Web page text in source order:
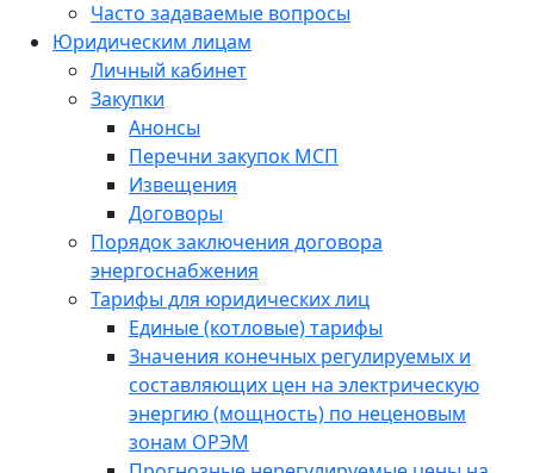
Часто задаваемые вопросы
Юридическим лицам
Личный кабинет
Закупки
Анонсы
Перечни закупок МСП
Извещения
Договоры
Порядок заключения договора
энергоснабжения
Тарифы для юридических лиц
Единые (котловые) тарифы
Значения конечных регулируемых и
составляющих цен на электрическую
энергию (мощность) по неценовым
зонам ОРЭМ